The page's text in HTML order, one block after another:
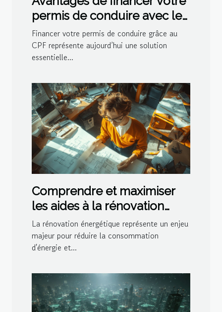
permis de conduire avec le
CPF
Financer votre permis de conduire grâce au
CPF représente aujourd’hui une solution
essentielle...
Comprendre et maximiser
les aides à la rénovation
énergétique
La rénovation énergétique représente un enjeu
majeur pour réduire la consommation
d'énergie et...